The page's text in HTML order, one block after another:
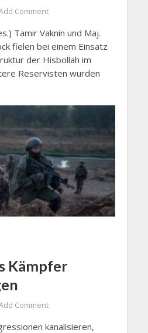
Comment
Tamir Vaknin und Maj.
fielen bei einem Einsatz
der Hisbollah im
Reservisten wurden
Kämpfer
Comment
kanalisieren,